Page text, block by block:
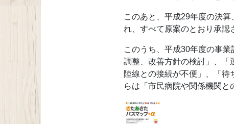
このあと、平成29年度の決
れ、すべて原案のとおり承認
このうち、平成30年度の事
調整、改善方針の検討」、「
陸線との接続が不便」、「
らは「市民病院や関係機関と